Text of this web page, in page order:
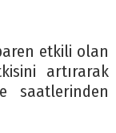
etkili olan
artırarak
saatlerinden